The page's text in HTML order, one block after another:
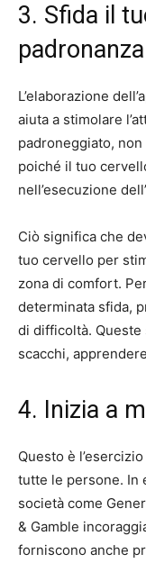
3. Sfida il
padronanza
L’elaborazione
aiuta a stimolare
padroneggiato,
poiché il tuo
nell’esecuzione
Ciò significa che
tuo cervello per
zona di comfort.
determinata sfida,
di difficoltà.
scacchi,
4. Inizia a
Questo è
tutte le persone. In
società come
& Gamble
forniscono anche